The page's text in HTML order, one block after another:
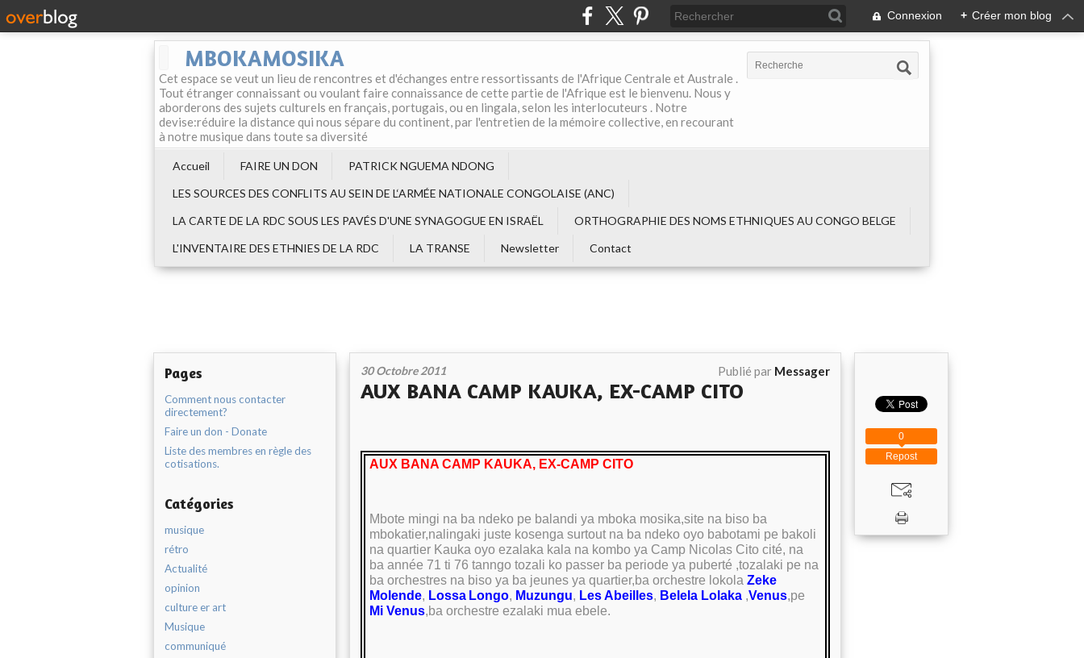
Connexion + Créer mon blog
MBOKAMOSIKA
Cet espace se veut un lieu de rencontres et d'échanges entre ressortissants de l'Afrique Centrale et Australe .
Tout étranger connaissant ou voulant faire connaissance de cette partie de l'Afrique est le bienvenu. Nous y
aborderons des sujets culturels en français, portugais, ou en lingala, selon les interlocuteurs . Notre
devise:réduire la distance qui nous sépare du continent, par l'entretien de la mémoire collective, en recourant
à notre musique dans toute sa diversité
Accueil FAIRE UN DON
PATRICK NGUEMA NDONG
LES SOURCES DES CONFLITS AU SEIN DE L‘ARMÉE NATIONALE CONGOLAISE (ANC)
LA CARTE DE LA RDC SOUS LES PAVÉS D'UNE SYNAGOGUE EN ISRAËL
ORTHOGRAPHIE DES NOMS ETHNIQUES AU CONGO BELGE
L'INVENTAIRE DES ETHNIES DE LA RDC
LA TRANSE Newsletter Contact
Pages
Comment nous contacter
directement?
Faire un don - Donate
Liste des membres en règle des
cotisations.
Catégories
musique
rétro
Actualité
opinion
culture er art
Musique
communiqué
30 Octobre 2011 Publié par Messager
AUX BANA CAMP KAUKA, EX-CAMP CITO
AUX BANA CAMP KAUKA, EX-CAMP CITO
Mbote mingi na ba ndeko pe balandi ya mboka mosika,site na biso ba
mbokatier,nalingaki juste kosenga surtout na ba ndeko oyo babotami pe bakoli
na quartier Kauka oyo ezalaka kala na kombo ya Camp Nicolas Cito cité, na
ba année 71 ti 76 tanngo tozali ko passer ba periode ya puberté ,tozalaki pe na
ba orchestres na biso ya ba jeunes ya quartier,ba orchestre lokolaZeke
Molende, Lossa Longo, Muzungu, Les Abeilles, Belela Lolaka ,Venus,pe
Mi Venus,ba orchestre ezalaki mua ebele.
Repost
0